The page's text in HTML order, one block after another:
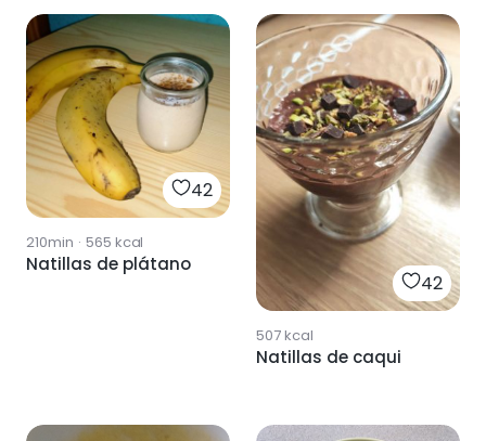
42
210min · 565 kcal
Natillas de plátano
42
507kcal
Natillas de caqui